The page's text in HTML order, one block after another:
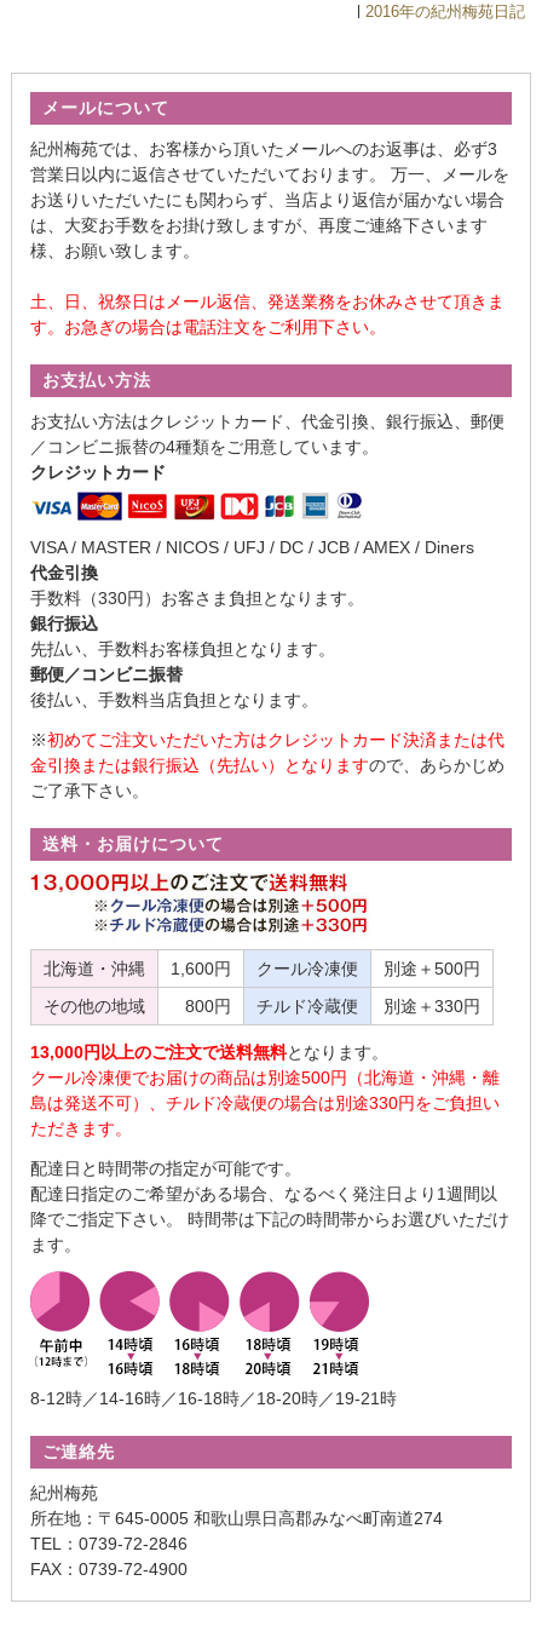
2016年の紀州梅苑日記
メールについて
紀州梅苑では、お客様から頂いたメールへのお返事は、必ず3
営業日以内に返信させていただいております。 万一、メールを
お送りいただいたにも関わらず、当店より返信が届かない場合
は、大変お手数をお掛け致しますが、再度ご連絡下さいます
様、お願い致します。
土、日、祝祭日はメール返信、発送業務をお休みさせて頂きま
す。お急ぎの場合は電話注文をご利用下さい。
お支払い方法
お支払い方法はクレジットカード、代金引換、銀行振込、郵便
／コンビニ振替の4種類をご用意しています。
クレジットカード
VISA / MASTER / NICOS / UFJ / DC / JCB / AMEX / Diners
代金引換
手数料（330円）お客さま負担となります。
銀行振込
先払い、手数料お客様負担となります。
郵便／コンビニ振替
後払い、手数料当店負担となります。
※初めてご注文いただいた方はクレジットカード決済または代
金引換または銀行振込（先払い）となりますので、あらかじめ
ご了承下さい。
送料・お届けについて
北海道・沖縄 1,600円 クール冷凍便
別途＋500円
その他の地域
800円 チルド冷蔵便 別途＋330円
13,000円以上のご注文で送料無料となります。
クール冷凍便でお届けの商品は別途500円（北海道・沖縄・離
島は発送不可）、チルド冷蔵便の場合は別途330円をご負担い
ただきます。
配達日と時間帯の指定が可能です。
配達日指定のご希望がある場合、なるべく発注日より1週間以
降でご指定下さい。 時間帯は下記の時間帯からお選びいただけ
ます。
8-12時／14-16時／16-18時／18-20時／19-21時
ご連絡先
紀州梅苑
所在地：〒645-0005 和歌山県日高郡みなべ町南道274
TEL：0739-72-2846
FAX：0739-72-4900